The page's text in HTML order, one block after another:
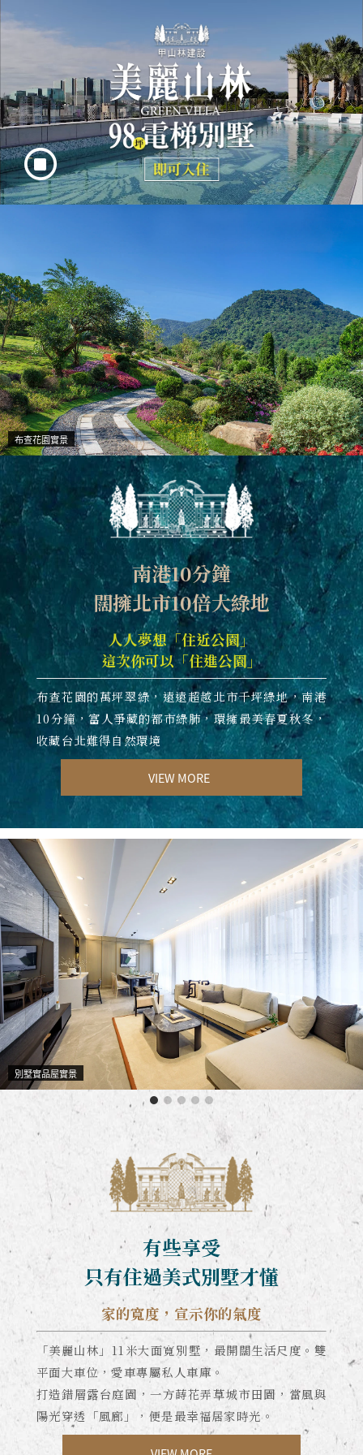
布查花園實景
南港10分鐘
闊擁北市10倍大綠地
人人夢想「住近公園」
這次你可以「住進公園」
布查花園的萬坪翠綠，遠遠超越北市千坪綠地，南港
10分鐘，富人爭藏的都市綠肺，環擁最美春夏秋冬，
收藏台北難得自然環境
VIEW MORE
別墅實品屋實景
有些享受
只有住過美式別墅才懂
家的寬度，宣示你的氣度
「美麗山林」11米大面寬別墅，最開闊生活尺度。雙
平面大車位，愛車專屬私人車庫。
打造錯層露台庭園，一方蒔花弄草城市田園，當風與
陽光穿透「風廊」，便是最幸福居家時光。